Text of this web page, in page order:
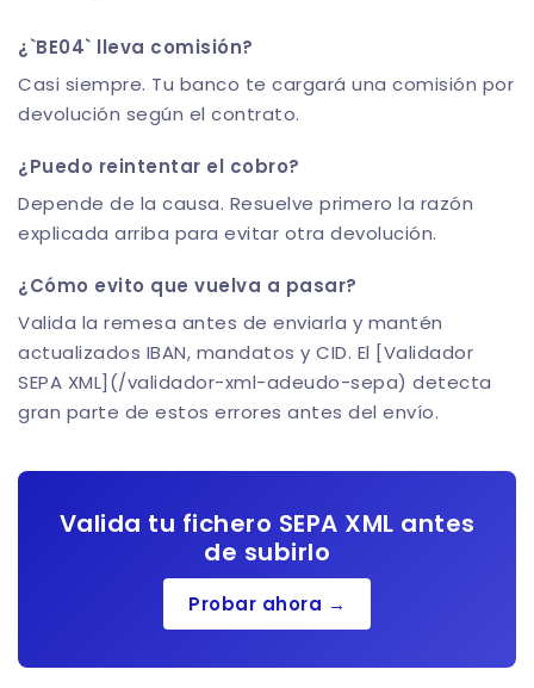
¿`BE04` lleva comisión?
Casi siempre. Tu banco te cargará una comisión por
devolución según el contrato.
¿Puedo reintentar el cobro?
Depende de la causa. Resuelve primero la razón
explicada arriba para evitar otra devolución.
¿Cómo evito que vuelva a pasar?
Valida la remesa antes de enviarla y mantén
actualizados IBAN, mandatos y CID. El [Validador
SEPA XML](/validador-xml-adeudo-sepa) detecta
gran parte de estos errores antes del envío.
Valida tu fichero SEPA XML antes
de subirlo
Probar ahora →